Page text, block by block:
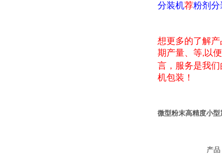
分装机荐粉剂分
想更多的了解
期产量、等,以
言，服务是我
机包装！
微型粉末高精度小
产品